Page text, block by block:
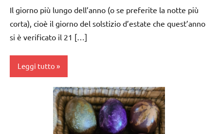
Il giorno più lungo dell’anno (o se preferite la notte più
corta), cioè il giorno del solstizio d’estate che quest’anno
si è verificato il 21 […]
Leggi tutto